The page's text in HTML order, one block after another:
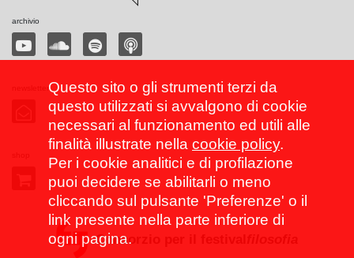
archivio
Consorzio per il festival
Questo sito o gli strumenti terzi da
questo utilizzati si avvalgono di cookie
necessari al funzionamento ed utili alle
finalità illustrate nella cookie policy.
Per i cookie analitici e di profilazione
puoi decidere se abilitarli o meno
cliccando sul pulsante 'Preferenze' o il
link presente nella parte inferiore di
ogni pagina.